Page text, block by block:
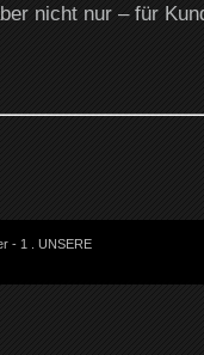
nicht nur – für
- 1
UNSERE